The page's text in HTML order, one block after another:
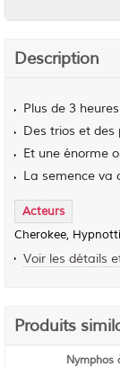
Description
Plus de 3
Des trios et des
Et une énorme
La semence va
Acteurs
Cherokee,
Voir les détails
Produits
Nymphos